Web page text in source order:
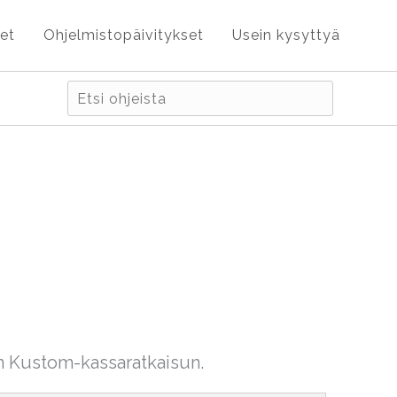
Ohjelmistopäivitykset Usein kysyttyä
kassaratkaisun.